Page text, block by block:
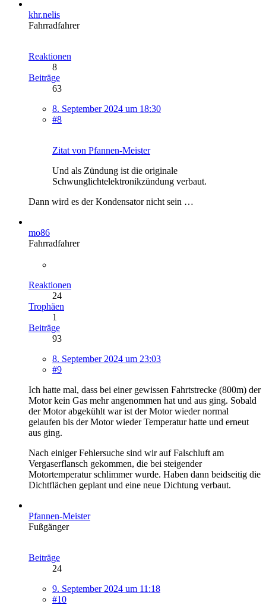
khr.nelis
Fahrradfahrer
Reaktionen
8
Beiträge
63
8. September 2024 um 18:30
#8
Zitat von Pfannen-Meister
Und als Zündung ist die originale
Schwunglichtelektronikzündung verbaut.
Dann wird es der Kondensator nicht sein …
mo86
Fahrradfahrer
Reaktionen
24
Trophäen
1
Beiträge
93
8. September 2024 um 23:03
#9
Ich hatte mal, dass bei einer gewissen Fahrtstrecke (800m) der
Motor kein Gas mehr angenommen hat und aus ging. Sobald
der Motor abgekühlt war ist der Motor wieder normal
gelaufen bis der Motor wieder Temperatur hatte und erneut
aus ging.
Nach einiger Fehlersuche sind wir auf Falschluft am
Vergaserflansch gekommen, die bei steigender
Motortemperatur schlimmer wurde. Haben dann beidseitig die
Dichtflächen geplant und eine neue Dichtung verbaut.
Pfannen-Meister
Fußgänger
Beiträge
24
9. September 2024 um 11:18
#10